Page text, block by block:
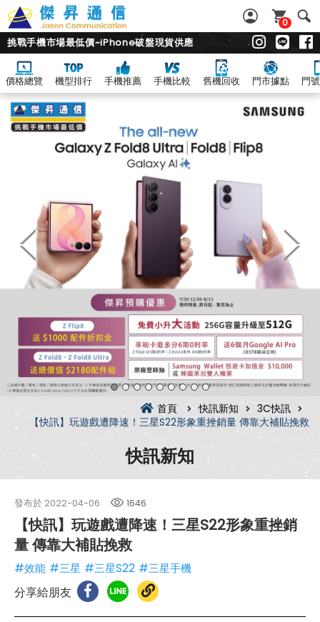
0
挑戰手機市場最低價~iPhone破盤現貨供應
價格總覽 機型排行 手機推薦 手機比較 舊機回收 門市據點 門
首頁 快訊新知
3C快訊
【快訊】玩遊戲遭降速！三星S22形象重挫銷量 傳靠大補貼挽救
快訊新知
發布於 2022-04-06 1646
【快訊】玩遊戲遭降速！三星S22形象重挫銷
量 傳靠大補貼挽救
#效能 #三星 #三星S22 #三星手機
分享給朋友